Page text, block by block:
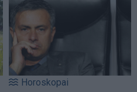
Horoskopai